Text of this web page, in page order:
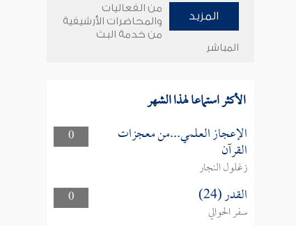
المزيد
من الفعاليات
والمحاضرات الأرشيفية
من خدمة البث
المباشر
الأكثر استماعا لهذا الشهر
0 الإعجاز العلمي...من معجزات
القرآن
زغلول النجار
0
القدر (24)
سفر الحوالي